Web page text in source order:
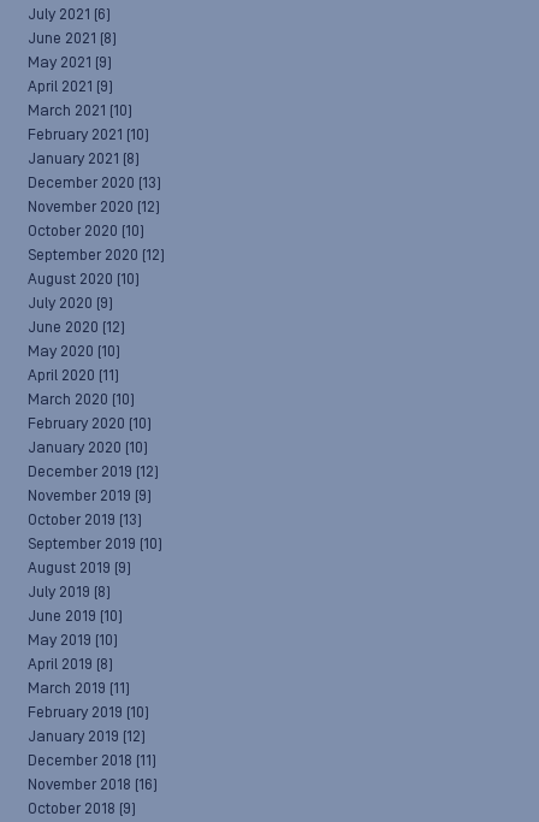
July 2021 (6)
June 2021 (8)
May 2021 (9)
April 2021 (9)
March 2021 (10)
February 2021 (10)
January 2021 (8)
December 2020 (13)
November 2020 (12)
October 2020 (10)
September 2020 (12)
August 2020 (10)
July 2020 (9)
June 2020 (12)
May 2020 (10)
April 2020 (11)
March 2020 (10)
February 2020 (10)
January 2020 (10)
December 2019 (12)
November 2019 (9)
October 2019 (13)
September 2019 (10)
August 2019 (9)
July 2019 (8)
June 2019 (10)
May 2019 (10)
April 2019 (8)
March 2019 (11)
February 2019 (10)
January 2019 (12)
December 2018 (11)
November 2018 (16)
October 2018 (9)